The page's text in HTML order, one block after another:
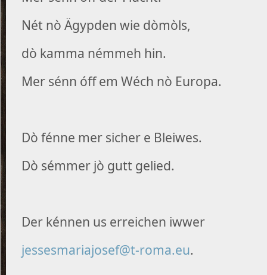
Nét nò Ägypden wie dòmòls,
dò kamma némmeh hin.
Mer sénn óff em Wéch nò Europa.
Dò fénne mer sicher e Bleiwes.
Dò sémmer jò gutt gelied.
Der kénnen us erreichen iwwer
jessesmariajosef@t-roma.eu.